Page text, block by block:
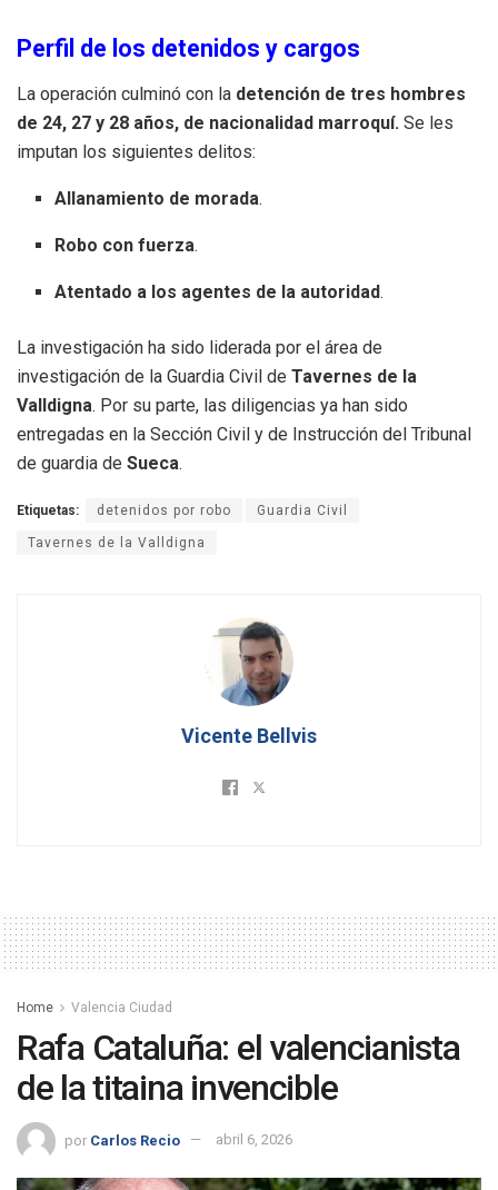
Perfil de los detenidos y cargos
La operación culminó con la detención de tres hombres
de 24, 27 y 28 años, de nacionalidad marroquí. Se les
imputan los siguientes delitos:
Allanamiento de morada.
Robo con fuerza.
Atentado a los agentes de la autoridad.
La investigación ha sido liderada por el área de
investigación de la Guardia Civil de Tavernes de la
Valldigna. Por su parte, las diligencias ya han sido
entregadas en la Sección Civil y de Instrucción del Tribunal
de guardia de Sueca.
Etiquetas: detenidos por robo Guardia Civil
Tavernes de la Valldigna
Vicente Bellvis
Home Valencia Ciudad
Rafa Cataluña: el valencianista
de la titaina invencible
por Carlos Recio abril 6, 2026